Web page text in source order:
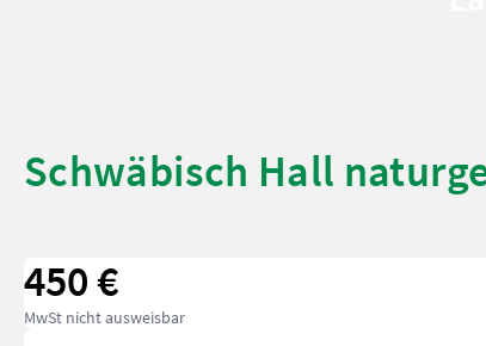
Schwäbisch Hall
450 €
MwSt nicht ausweisbar